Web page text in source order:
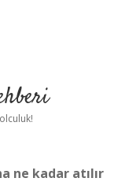
ne kadar atılır